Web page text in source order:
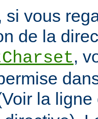
si vous
de la
,
la